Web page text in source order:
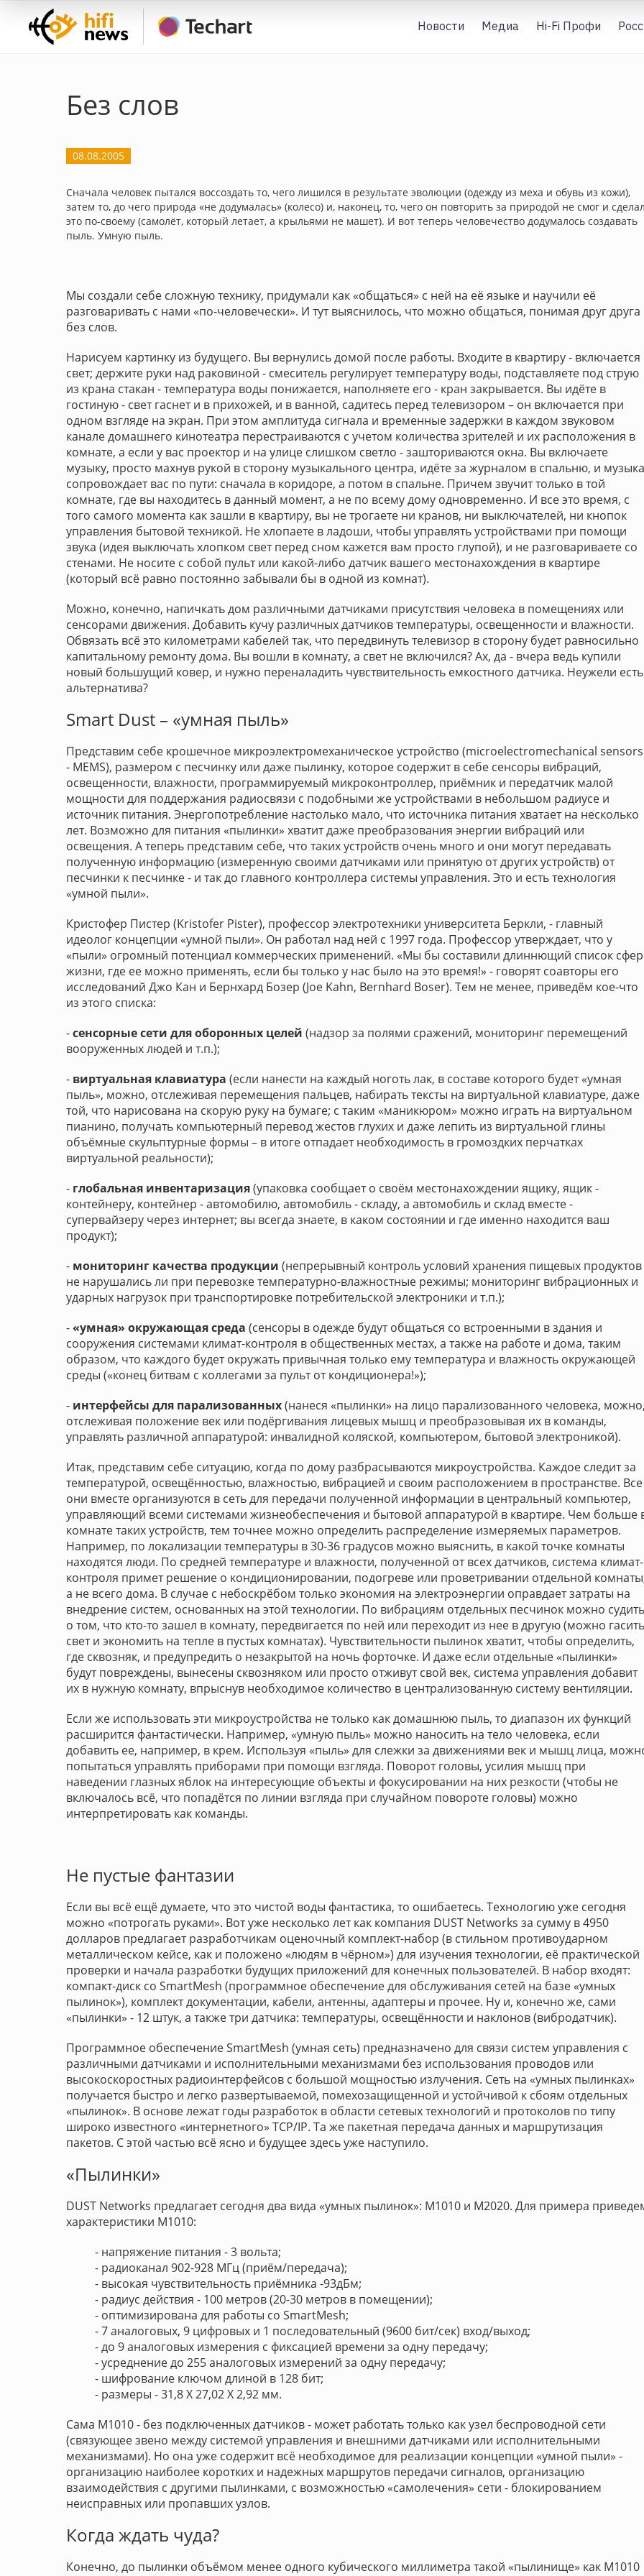
Новости Медиа Hi-Fi Профи
Без слов
08.08.2005
Сначала человек пытался воссоздать то, чего лишился в результате эволюции (одежду из меха и обувь из кожи),
затем то, до чего природа «не додумалась» (колесо) и, наконец, то, чего он повторить за природой не смог и
это по-своему (самолёт, который летает, а крыльями не машет). И вот теперь человечество додумалось создавать
пыль. Умную пыль.
Мы создали себе сложную технику, придумали как «общаться» с ней на её языке и научили её
разговаривать с нами «по-человечески». И тут выяснилось, что можно общаться, понимая друг друга
без слов.
Нарисуем картинку из будущего. Вы вернулись домой после работы. Входите в квартиру - включается
свет; держите руки над раковиной - смеситель регулирует температуру воды, подставляете под струю
из крана стакан - температура воды понижается, наполняете его - кран закрывается. Вы идёте в
гостиную - свет гаснет и в прихожей, и в ванной, садитесь перед телевизором – он включается при
одном взгляде на экран. При этом амплитуда сигнала и временные задержки в каждом звуковом
канале домашнего кинотеатра перестраиваются с учетом количества зрителей и их расположения в
комнате, а если у вас проектор и на улице слишком светло - зашториваются окна. Вы включаете
музыку, просто махнув рукой в сторону музыкального центра, идёте за журналом в спальню, и музыка
сопровождает вас по пути: сначала в коридоре, а потом в спальне. Причем звучит только в той
комнате, где вы находитесь в данный момент, а не по всему дому одновременно. И все это время, с
того самого момента как зашли в квартиру, вы не трогаете ни кранов, ни выключателей, ни кнопок
управления бытовой техникой. Не хлопаете в ладоши, чтобы управлять устройствами при помощи
звука (идея выключать хлопком свет перед сном кажется вам просто глупой), и не разговариваете со
стенами. Не носите с собой пульт или какой-либо датчик вашего местонахождения в квартире
(который всё равно постоянно забывали бы в одной из комнат).
Можно, конечно, напичкать дом различными датчиками присутствия человека в помещениях или
сенсорами движения. Добавить кучу различных датчиков температуры, освещенности и влажности.
Обвязать всё это километрами кабелей так, что передвинуть телевизор в сторону будет равносильно
капитальному ремонту дома. Вы вошли в комнату, а свет не включился? Ах, да - вчера ведь купили
новый большущий ковер, и нужно переналадить чувствительность емкостного датчика. Неужели есть
альтернатива?
Smart Dust – «умная пыль»
Представим себе крошечное микроэлектромеханическое устройство (microelectromechanical sensors
- MEMS), размером с песчинку или даже пылинку, которое содержит в себе сенсоры вибраций,
освещенности, влажности, программируемый микроконтроллер, приёмник и передатчик малой
мощности для поддержания радиосвязи с подобными же устройствами в небольшом радиусе и
источник питания. Энергопотребление настолько мало, что источника питания хватает на несколько
лет. Возможно для питания «пылинки» хватит даже преобразования энергии вибраций или
освещения. А теперь представим себе, что таких устройств очень много и они могут передавать
полученную информацию (измеренную своими датчиками или принятую от других устройств) от
песчинки к песчинке - и так до главного контроллера системы управления. Это и есть технология
«умной пыли».
Кристофер Пистер (Kristofer Pister), профессор электротехники университета Беркли, - главный
идеолог концепции «умной пыли». Он работал над ней с 1997 года. Профессор утверждает, что у
«пыли» огромный потенциал коммерческих применений. «Мы бы составили длиннющий список сфер
жизни, где ее можно применять, если бы только у нас было на это время!» - говорят соавторы его
исследований Джо Кан и Бернхард Бозер (Joe Kahn, Bernhard Boser). Тем не менее, приведём кое-что
из этого списка:
-сенсорные сети для оборонных целей (надзор за полями сражений, мониторинг перемещений
вооруженных людей и т.п.);
- виртуальная клавиатура (если нанести на каждый ноготь лак, в составе которого будет «умная
пыль», можно, отслеживая перемещения пальцев, набирать тексты на виртуальной клавиатуре, даже
той, что нарисована на скорую руку на бумаге; с таким «маникюром» можно играть на виртуальном
пианино, получать компьютерный перевод жестов глухих и даже лепить из виртуальной глины
объёмные скульптурные формы – в итоге отпадает необходимость в громоздких перчатках
виртуальной реальности);
- глобальная инвентаризация(упаковка сообщает о своём местонахождении ящику, ящик -
контейнеру, контейнер - автомобилю, автомобиль - складу, а автомобиль и склад вместе -
супервайзеру через интернет; вы всегда знаете, в каком состоянии и где именно находится ваш
продукт);
- мониторинг качества продукции (непрерывный контроль условий хранения пищевых продуктов
не нарушались ли при перевозке температурно-влажностные режимы; мониторинг вибрационных и
ударных нагрузок при транспортировке потребительской электроники и т.п.);
-«умная» окружающая среда (сенсоры в одежде будут общаться со встроенными в здания и
сооружения системами климат-контроля в общественных местах, а также на работе и дома, таким
образом, что каждого будет окружать привычная только ему температура и влажность окружающей
среды («конец битвам с коллегами за пульт от кондиционера!»);
- интерфейсы для парализованных(нанеся «пылинки» на лицо парализованного человека,
отслеживая положение век или подёргивания лицевых мышц и преобразовывая их в команды,
управлять различной аппаратурой: инвалидной коляской, компьютером, бытовой электроникой).
Итак, представим себе ситуацию, когда по дому разбрасываются микроустройства. Каждое следит за
температурой, освещённостью, влажностью, вибрацией и своим расположением в пространстве. Все
они вместе организуются в сеть для передачи полученной информации в центральный компьютер,
управляющий всеми системами жизнеобеспечения и бытовой аппаратурой в квартире. Чем больше
комнате таких устройств, тем точнее можно определить распределение измеряемых параметров.
Например, по локализации температуры в 30-36 градусов можно выяснить, в какой точке комнаты
находятся люди. По средней температуре и влажности, полученной от всех датчиков, система климат-
контроля примет решение о кондиционировании, подогреве или проветривании отдельной
а не всего дома. В случае с небоскрёбом только экономия на электроэнергии оправдает затраты на
внедрение систем, основанных на этой технологии. По вибрациям отдельных песчинок можно судить
о том, что кто-то зашел в комнату, передвигается по ней или переходит из нее в другую (можно гасить
свет и экономить на тепле в пустых комнатах). Чувствительности пылинок хватит, чтобы определить,
где сквозняк, и предупредить о незакрытой на ночь форточке. И даже если отдельные «пылинки»
будут повреждены, вынесены сквозняком или просто отживут свой век, система управления добавит
их в нужную комнату, впрыснув необходимое количество в централизованную систему вентиляции.
Если же использовать эти микроустройства не только как домашнюю пыль, то диапазон их функций
расширится фантастически. Например, «умную пыль» можно наносить на тело человека, если
добавить ее, например, в крем. Используя «пыль» для слежки за движениями век и мышц лица,
попытаться управлять приборами при помощи взгляда. Поворот головы, усилия мышц при
наведении глазных яблок на интересующие объекты и фокусировании на них резкости (чтобы не
включалось всё, что попадётся по линии взгляда при случайном повороте головы) можно
интерпретировать как команды.
Не пустые фантазии
Если вы всё ещё думаете, что это чистой воды фантастика, то ошибаетесь. Технологию уже сегодня
можно «потрогать руками». Вот уже несколько лет как компания DUST Networks за сумму в 4950
долларов предлагает разработчикам оценочный комплект-набор (в стильном противоударном
металлическом кейсе, как и положено «людям в чёрном») для изучения технологии, её практической
проверки и начала разработки будущих приложений для конечных пользователей. В набор входят:
компакт-диск со SmartMesh (программное обеспечение для обслуживания сетей на базе «умных
пылинок»), комплект документации, кабели, антенны, адаптеры и прочее. Ну и, конечно же, сами
«пылинки» - 12 штук, а также три датчика: температуры, освещённости и наклонов (вибродатчик).
Программное обеспечение SmartMesh (умная сеть) предназначено для связи систем управления с
различными датчиками и исполнительными механизмами без использования проводов или
высокоскоростных радиоинтерфейсов с большой мощностью излучения. Сеть на «умных пылинках»
получается быстро и легко развертываемой, помехозащищенной и устойчивой к сбоям отдельных
«пылинок». В основе лежат годы разработок в области сетевых технологий и протоколов по типу
широко известного «интернетного» TCP/IP. Та же пакетная передача данных и маршрутизация
пакетов. С этой частью всё ясно и будущее здесь уже наступило.
«Пылинки»
DUST Networks предлагает сегодня два вида «умных пылинок»: М1010 и М2020. Для примера
характеристики М1010:
- напряжение питания - 3 вольта;
- радиоканал 902-928 МГц (приём/передача);
- высокая чувствительность приёмника -93дБм;
- радиус действия - 100 метров (20-30 метров в помещении);
- оптимизирована для работы со SmartMesh;
- 7 аналоговых, 9 цифровых и 1 последовательный (9600 бит/сек) вход/выход;
- до 9 аналоговых измерения с фиксацией времени за одну передачу;
- усреднение до 255 аналоговых измерений за одну передачу;
- шифрование ключом длиной в 128 бит;
- размеры - 31,8 Х 27,02 Х 2,92 мм.
Сама М1010 - без подключенных датчиков - может работать только как узел беспроводной сети
(связующее звено между системой управления и внешними датчиками или исполнительными
механизмами). Но она уже содержит всё необходимое для реализации концепции «умной пыли» -
организацию наиболее коротких и надежных маршрутов передачи сигналов, организацию
взаимодействия с другими пылинками, с возможностью «самолечения» сети - блокированием
неисправных или пропавших узлов.
Когда ждать чуда?
Конечно, до пылинки объёмом менее одного кубического миллиметра такой «пылинище» как М1010